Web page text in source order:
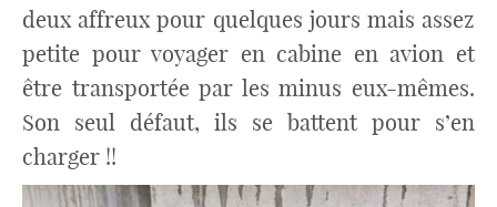
deux affreux pour quelques jours mais assez
petite pour voyager en cabine en avion et
être transportée par les minus eux-mêmes.
Son seul défaut, ils se battent pour s’en
charger !!